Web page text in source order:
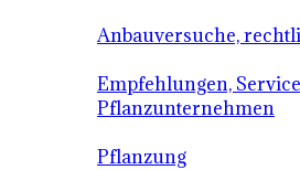
Anbauversuche,
Empfehlungen,
Pflanzunternehmen
Pflanzung